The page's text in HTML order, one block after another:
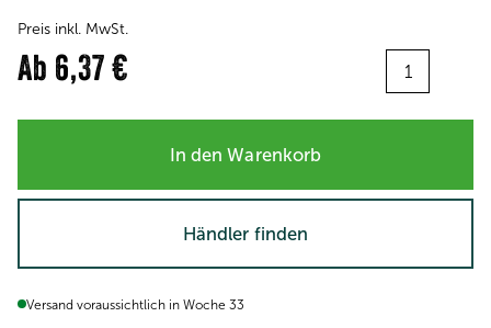
Preis inkl. MwSt.
Ab 6,37 €
In den Warenkorb
Händler finden
Versand voraussichtlich in Woche 33